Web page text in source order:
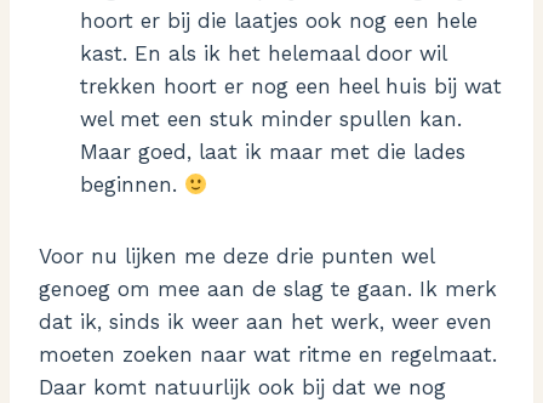
hoort er bij die laatjes ook nog een hele
kast. En als ik het helemaal door wil
trekken hoort er nog een heel huis bij wat
wel met een stuk minder spullen kan.
Maar goed, laat ik maar met die lades
beginnen.
Voor nu lijken me deze drie punten wel
genoeg om mee aan de slag te gaan. Ik merk
dat ik, sinds ik weer aan het werk, weer even
moeten zoeken naar wat ritme en regelmaat.
Daar komt natuurlijk ook bij dat we nog